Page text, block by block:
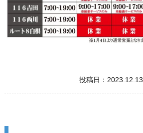
投稿日：2023.12.13